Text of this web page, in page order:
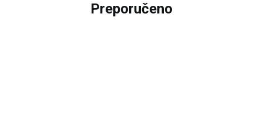
Preporučeno